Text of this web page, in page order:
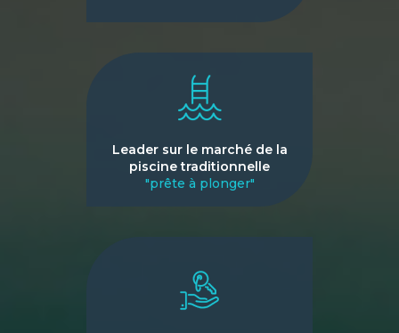
Leader sur le marché de la
piscine traditionnelle
"prête à plonger"